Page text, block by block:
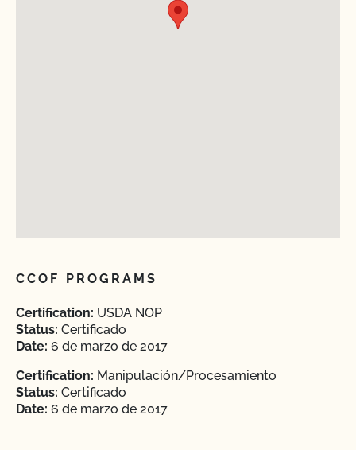
CCOF PROGRAMS
Certification: USDA NOP
Status: Certificado
Date: 6 de marzo de 2017
Certification: Manipulación/Procesamiento
Status: Certificado
Date: 6 de marzo de 2017